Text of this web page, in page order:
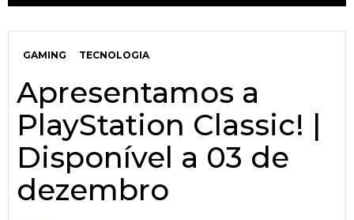
GAMING TECNOLOGIA
Apresentamos a
PlayStation Classic! |
Disponível a 03 de
dezembro